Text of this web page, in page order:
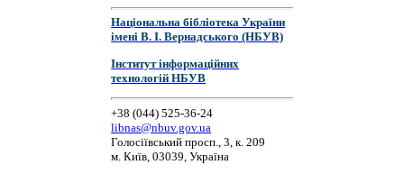
Національна бібліотека України
імені В. І. Вернадського (НБУВ)
Інститут інформаційних
технологій НБУВ
+38 (044) 525-36-24
libnas@nbuv.gov.ua
Голосіївський просп., 3, к. 209
м. Київ, 03039, Україна